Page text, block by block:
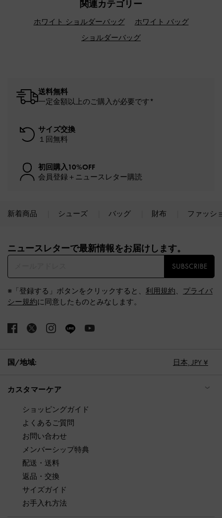
関連カテゴリー
ホワイト ショルダーバッグ
ホワイト バッグ
ショルダーバッグ
送料無料
一定金額以上のご購入が必要です*
サイズ交換
１回無料
初回購入10%OFF
会員登録＋ニュースレター購読
新着商品 シューズ バッグ 財布 ファッシ
ニュースレターで最新情報をお届けします。​
SUBSCRIBE
※「登録する」ボタンをクリックすると、 利用規約、 プライバ
シー規約に同意したものとみなします。
国/地域: 日本, JPY ¥
カスタマーケア
ショッピングガイド
よくあるご質問
お問い合わせ
メンバーシップ特典
配送・送料
返品・交換
サイズガイド
お手入れ方法